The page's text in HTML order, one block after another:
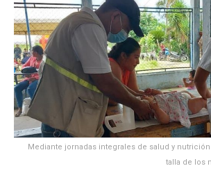
Mediante jornadas integrales de salud y
talla de los